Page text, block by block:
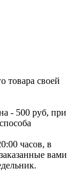
товара своей
- 500 руб, при
часов, в
вами